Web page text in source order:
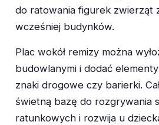
do ratowania figurek zwierząt
wcześniej budynków.
Plac wokół remizy można
budowlanymi i dodać
znaki drogowe czy barierki.
świetną bazę do rozgrywania
ratunkowych i rozwija u